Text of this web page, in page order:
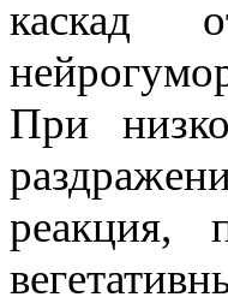
каскад
При
реакция,